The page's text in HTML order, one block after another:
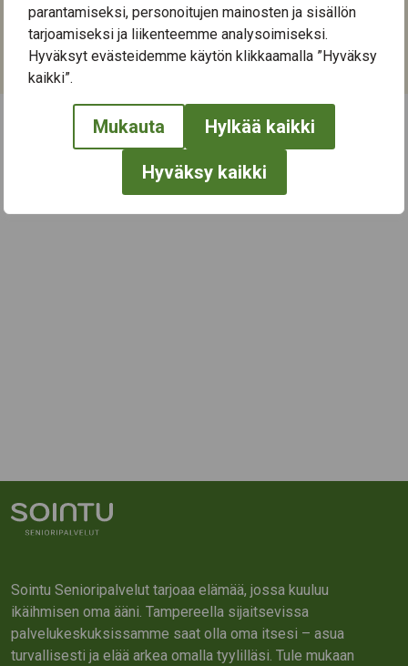
parantamiseksi, personoitujen mainosten ja sisällön
tarjoamiseksi ja liikenteemme analysoimiseksi.
Hyväksyt evästeidemme käytön klikkaamalla ”Hyväksy
kaikki”.
Mukauta Hylkää kaikki
Hyväksy kaikki
ma 7.9.2026 13.00–13.50
ma 14.9.2026 13.00–13.50
ma 21.9.2026 13.00–13.50
ma 28.9.2026 13.00
← Näytä kaikki tapahtumat
Sointu Senioripalvelut tarjoaa elämää, jossa kuuluu
ikäihmisen oma ääni. Tampereella sijaitsevissa
palvelukeskuksissamme saat olla oma itsesi – asua
turvallisesti ja elää arkea omalla tyylilläsi. Tule mukaan